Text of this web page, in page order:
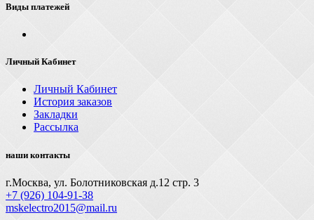
Виды платежей
Личный Кабинет
Личный Кабинет
История заказов
Закладки
Рассылка
наши контакты
г.Москва, ул. Болотниковская д.12 стр. 3
+7 (926) 104-91-З8
mskelectro2015@mail.ru